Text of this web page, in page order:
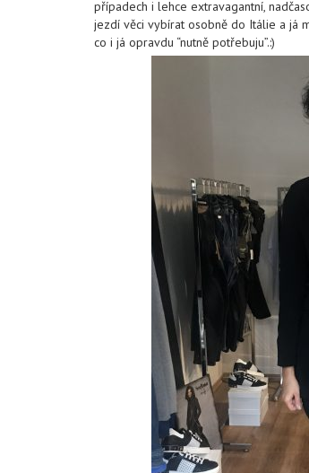
případech i lehce extravagantní,
jezdí věci vybírat osobně do Itálie a já
co i já opravdu “nutně potřebuju”.:)